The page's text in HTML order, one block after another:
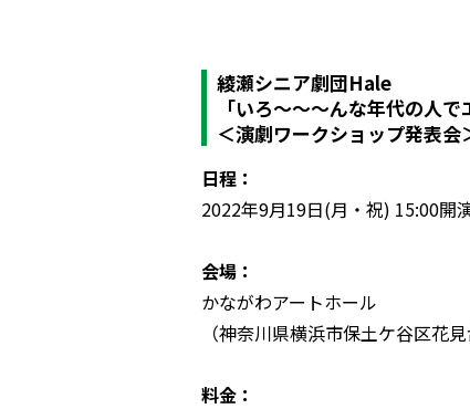
綾瀬シニア劇団Hale
「いろ〜〜〜んな年代の人で
＜演劇ワークショップ発表会
日程：
2022年9月19日(月・祝) 15:00開
会場：
かながわアートホール
（神奈川県横浜市保土ケ谷区花見
料金：